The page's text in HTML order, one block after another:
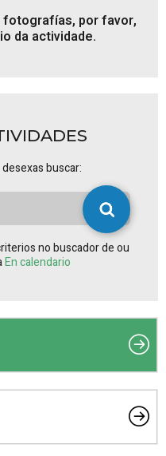
fotografías, por favor,
da actividade.
buscar:
no buscador de ou
En calendario